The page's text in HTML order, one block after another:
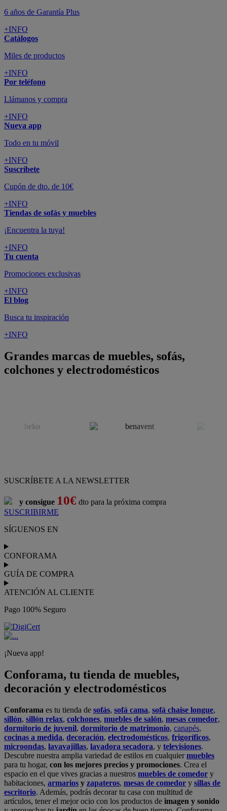
6 años de Garantía Plus
+INFO
Catálogos
Miles de productos
+INFO
Por teléfono
Llámanos y compra
+INFO
Nueva app
Todo en tu móvil
+INFO
Suscríbete
Cupón de dto. de 10€
+INFO
Tiendas de sofás y muebles
¡Encuentra la tuya!
+INFO
Tu cuenta
Promociones exclusivas
+INFO
El blog
Busca tu inspiración
+INFO
Grandes marcas de muebles, sofás,
colchones y electrodomésticos
SUSCRÍBETE A LA NEWSLETTER
y consigue 10€ dto para la próxima compra
SUSCRIBIRME
SÍGUENOS EN
CONFORAMA
GUÍA DE COMPRA
ATENCIÓN AL CLIENTE
Pago 100% Seguro
¡Nueva app!
Conforama, tu tienda de muebles,
decoración y electrodomésticos
Conforama es tu tienda de sofás, sofá cama, sofá chaise longue,
sillón, sillón relax, colchones, muebles de salón, mesas comedor,
dormitorio de juvenil, dormitorio de matrimonio, canapés,
cocinas a medida, decoración, electrodomésticos, frigoríficos,
microondas, lavavajillas, lavadora secadora, y televisiones.
Descubre nuestra amplia variedad de estilos en cualquiermuebles
para tu hogar, con los mejores precios y promociones. Crea el
espacio en el que vives gracias a nuestros muebles de comedor y
habitaciones, armarios y zapateros, mesas de comedor y sillas de
escritorio. Además, podrás decorar tu casa con multitud de
artículos, tener el mejor ocio con los productos de imagen y sonido